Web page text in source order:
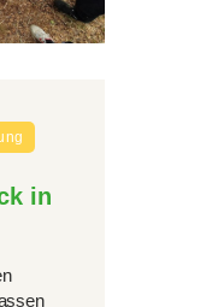
in